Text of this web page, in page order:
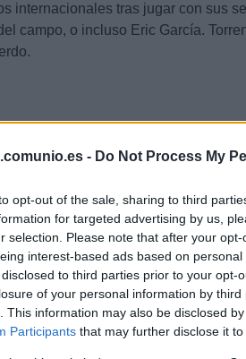
- Do Not Process My
opt-out of the sale, sharing to third
for targeted advertising by us,
selection. Please note that after your
interest-based ads based on
to third parties prior to your opt-
of your personal information by third
This information may also be disclosed
Participants that may further disclose it
internacionales tras jugar con sus
campo, o incluso Eric García.
por molestias y Pellegrini ha
mañana para dar la lista de
ser su sustituto en el centro de
«Diego Llorente no está para jugar
tras regresar de jugar con la
por unas molestias en la rodilla y
el Girona. Starfelt ya entrena